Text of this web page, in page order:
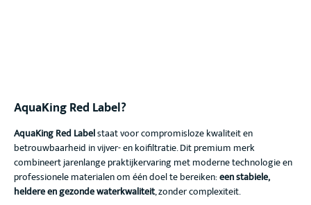
AquaKing Red Label?
AquaKing Red Labelstaat voor compromisloze kwaliteit en
betrouwbaarheid in vijver- en koifiltratie. Dit premium merk
combineert jarenlange praktijkervaring met moderne technologie en
professionele materialen om één doel te bereiken:een stabiele,
heldere en gezonde waterkwaliteit, zonder complexiteit.